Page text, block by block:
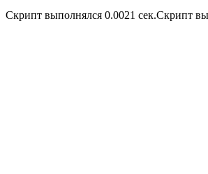
Скрипт выполнялся 0.0021 сек.Скрипт